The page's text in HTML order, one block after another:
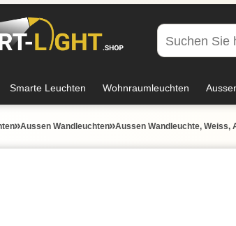
Smarte Leuchten Wohnraumleuchten
Aussen Wandleuchten Aussen Wandleuchte, Weiss,